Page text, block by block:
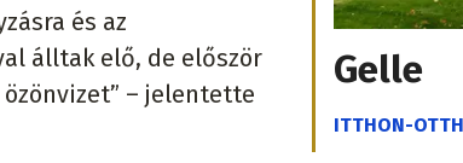
és az
álltak elő, de először
– jelentette
Gelle
ITTHON-